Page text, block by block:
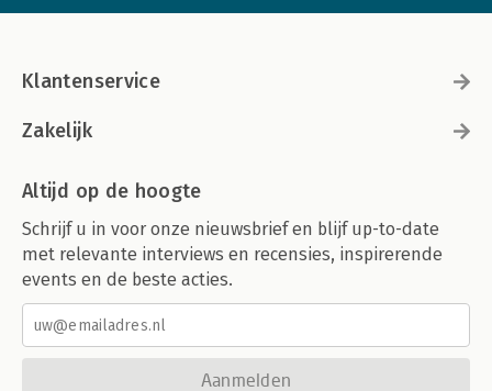
Klantenservice
Zakelijk
Altijd op de hoogte
Schrijf u in voor onze nieuwsbrief en blijf up-to-date
met relevante interviews en recensies, inspirerende
events en de beste acties.
Aanmelden